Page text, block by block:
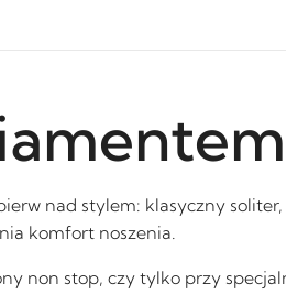
nad stylem: klasyczny
komfort noszenia.
stop, czy tylko przy